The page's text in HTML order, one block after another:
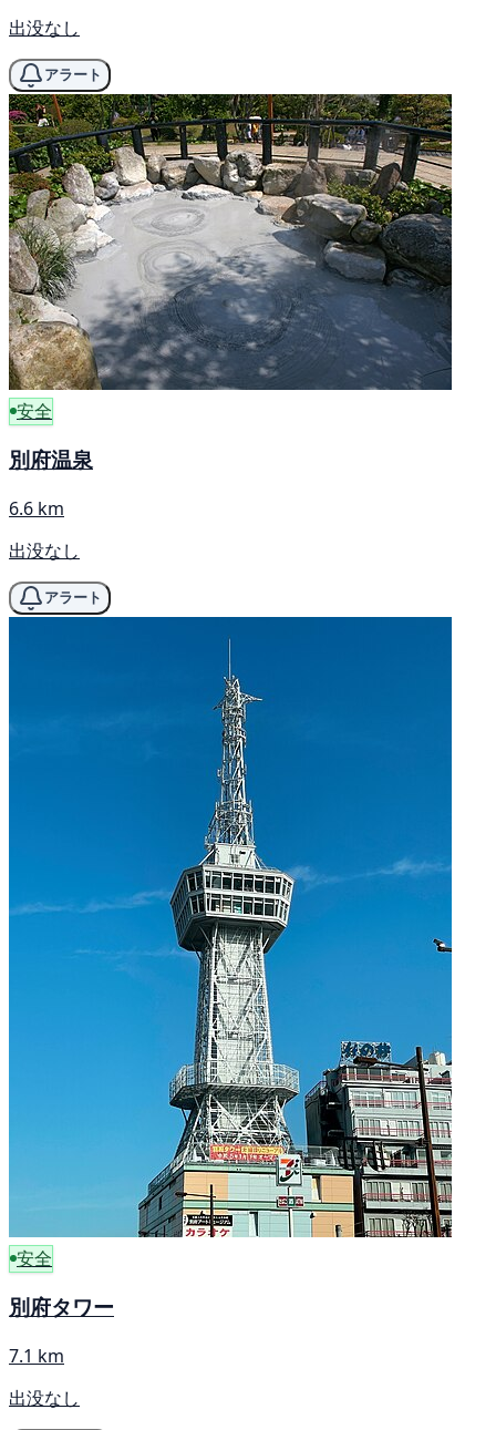
出没なし
アラート
安全
別府温泉
6.6 km
出没なし
アラート
安全
別府タワー
7.1 km
出没なし